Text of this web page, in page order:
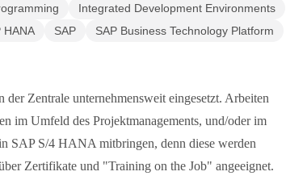
Integrated Development Environments
HANA SAP
SAP Business Technology Platform
Zentrale unternehmensweit eingesetzt. Arbeiten
im Umfeld des Projektmanagements, und/oder im
SAP S/4 HANA mitbringen, denn diese werden
Zertifikate und "Training on the Job" angeeignet.